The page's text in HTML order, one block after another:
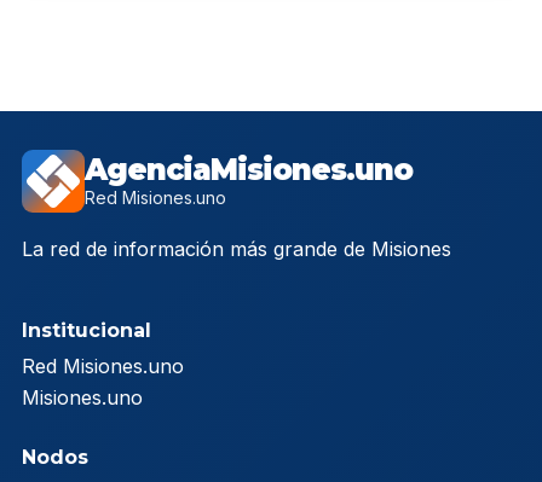
AgenciaMisiones.uno
Red Misiones.uno
La red de información más grande de Misiones
Institucional
Red Misiones.uno
Misiones.uno
Nodos